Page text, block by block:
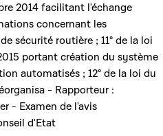
2014 facilitant l'échange
concernant les
sécurité routière ; 11° de la loi
portant création du système
automatisés ; 12° de la loi du
- Rapporteur :
- Examen de l'avis
d'Etat